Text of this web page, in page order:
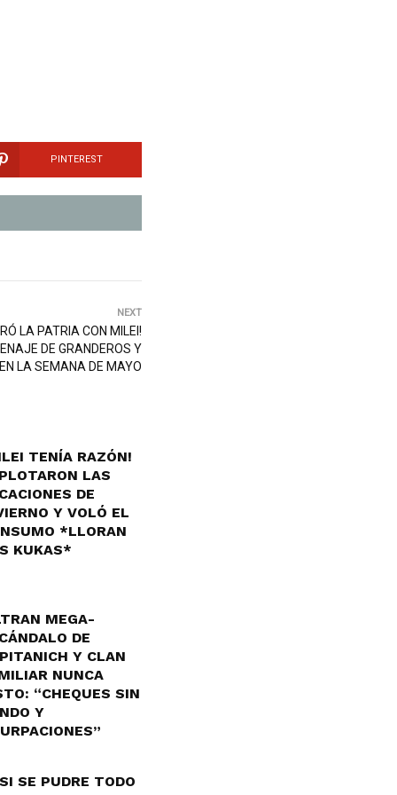
PINTEREST
NEXT
LA PATRIA CON MILEI!
DE GRANDEROS Y
LA SEMANA DE MAYO
TENÍA RAZÓN!
LAS
DE
Y VOLÓ EL
*LLORAN
KUKAS*
MEGA-
DE
Y CLAN
NUNCA
“CHEQUES SIN
Y
SE PUDRE TODO